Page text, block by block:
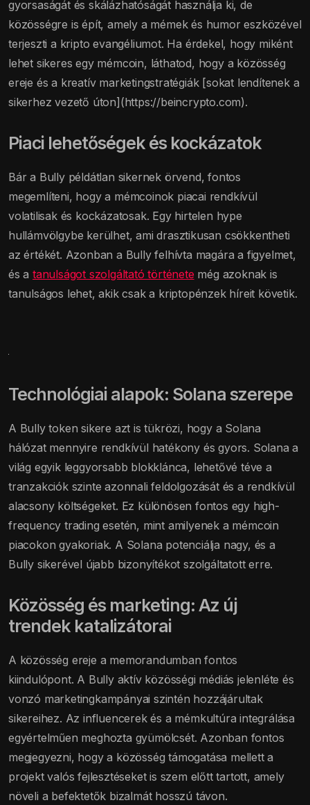
gyorsaságát és skálázhatóságát használja ki, de
közösségre is épít, amely a mémek és humor eszközével
terjeszti a kripto evangéliumot. Ha érdekel, hogy miként
lehet sikeres egy mémcoin, láthatod, hogy a közösség
ereje és a kreatív marketingstratégiák [sokat lendítenek a
sikerhez vezető úton](https://beincrypto.com).
Piaci lehetőségek és kockázatok
Bár a Bully példátlan sikernek örvend, fontos
megemlíteni, hogy a mémcoinok piacai rendkívül
volatilisak és kockázatosak. Egy hirtelen hype
hullámvölgybe kerülhet, ami drasztikusan csökkentheti
az értékét. Azonban a Bully felhívta magára a figyelmet,
és a tanulságot szolgáltató története még azoknak is
tanulságos lehet, akik csak a kriptopénzek híreit követik.
Technológiai alapok: Solana szerepe
A Bully token sikere azt is tükrözi, hogy a Solana
hálózat mennyire rendkívül hatékony és gyors. Solana a
világ egyik leggyorsabb blokklánca, lehetővé téve a
tranzakciók szinte azonnali feldolgozását és a rendkívül
alacsony költségeket. Ez különösen fontos egy high-
frequency trading esetén, mint amilyenek a mémcoin
piacokon gyakoriak. A Solana potenciálja nagy, és a
Bully sikerével újabb bizonyítékot szolgáltatott erre.
Közösség és marketing: Az új
trendek katalizátorai
A közösség ereje a memorandumban fontos
kiindulópont. A Bully aktív közösségi médiás jelenléte és
vonzó marketingkampányai szintén hozzájárultak
sikereihez. Az influencerek és a mémkultúra integrálása
egyértelműen meghozta gyümölcsét. Azonban fontos
megjegyezni, hogy a közösség támogatása mellett a
projekt valós fejlesztéseket is szem előtt tartott, amely
növeli a befektetők bizalmát hosszú távon.